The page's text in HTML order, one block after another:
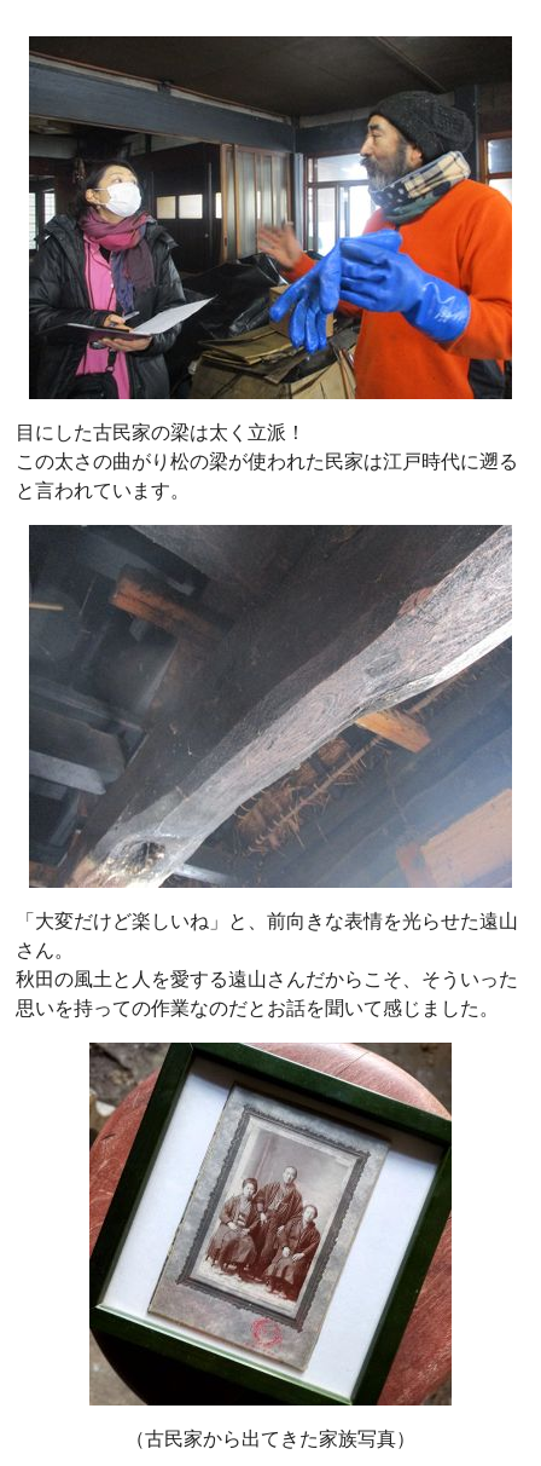
目にした古民家の梁は太く立派！
この太さの曲がり松の梁が使われた民家は江戸時代に遡る
と言われています。
「大変だけど楽しいね」と、前向きな表情を光らせた遠山
さん。
秋田の風土と人を愛する遠山さんだからこそ、そういった
思いを持っての作業なのだとお話を聞いて感じました。
（古民家から出てきた家族写真）